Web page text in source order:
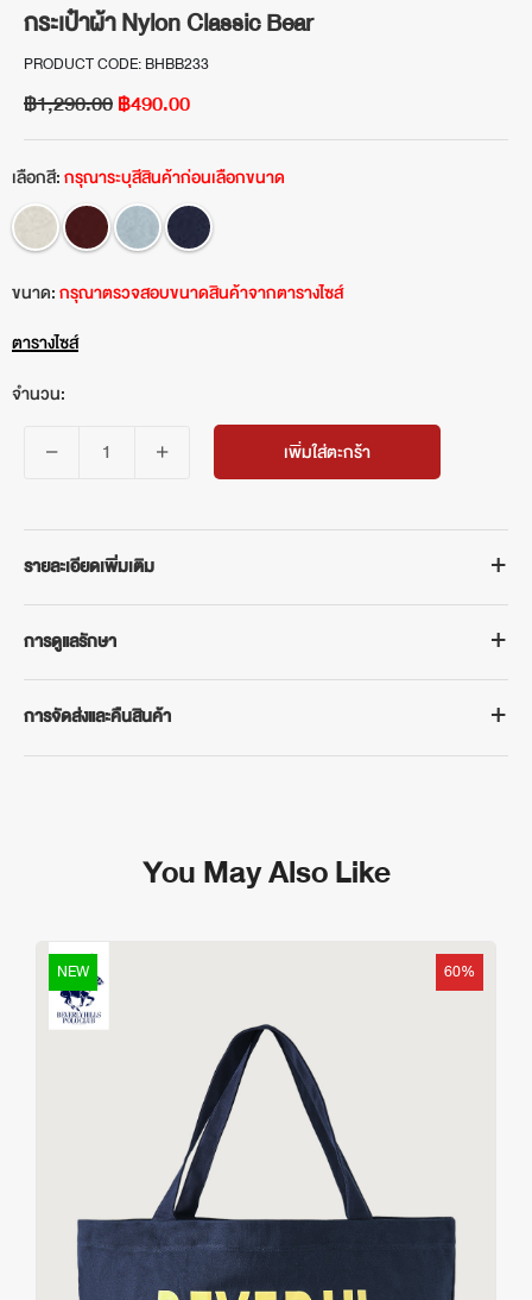
กระเป๋าผ้า Nylon Classic Bear
PRODUCT CODE: BHBB233
฿1,290.00฿490.00
เลือกสี:กรุณาระบุสีสินค้าก่อนเลือกขนาด
ขนาด:กรุณาตรวจสอบขนาดสินค้าจากตารางไซส์
ตารางไซส์
จำนวน:
เพิ่มใส่ตะกร้า
รายละเอียดเพิ่มเติม
BEVERLY HILLS POLO CLUB
กระเป๋าผ้า Nylon Classic Bear รุ่น BHBB233 ไอเทมใหม่รับหน้าฝน
ป้องกันละอองฝน ละอองน้ำได้
รายละเอียดสินค้า
- มาพร้อม STOPPER ตัวล็อคสายยางยืด รัดแน่นทุกการใช้งาน
ตอบโจทย์ทุกการใช้งาน น้ำหนักเบาพร้อมไปกับคุณได้ทุกที่
หมายเหตุ: สีของผลิตภัณฑ์ที่แสดงบนเว็บไซต์อาจมีความแตกต่างกันจาก
การตั้งค่าการแสดงผลสีของแต่ละหน้าจอ
การดูแลรักษา
- ซักด้วยน้ำอุณหภูมิไม่เกิน 40 °
- ห้ามใช้น้ำยาฟอกขาว
- ห้ามซักแห้ง
- หลีกเลี่ยงตากในแสงแดดจัด
การจัดส่งและคืนสินค้า
การจัดส่งสินค้า
กรณีต้องการเปลี่ยนหรือคืนสินค้า
สามารถติดต่อได้ที่ฝ่ายบริการลูกค้าของเราทาง LINE @bhpcthailand
สินค้าและบรรจุภัณฑ์ต้องอยู่ในสภาพครบถ้วนสมบูรณ์และไม่ผ่านการซัก
อ่านเงื่อนไขเพิ่มเติม
https://www.bhpcthailand.com/change-and-return
You May Also Like
NEW 60%